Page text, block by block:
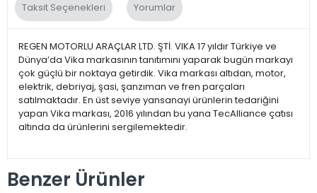
Taksit Seçenekleri Yorumlar
REGEN MOTORLU ARAÇLAR LTD. ŞTİ. VIKA 17 yıldır Türkiye ve
Dünya’da Vika markasının tanıtımını yaparak bugün markayı
çok güçlü bir noktaya getirdik. Vika markası altıdan, motor,
elektrik, debriyaj, şasi, şanzıman ve fren parçaları
satılmaktadır. En üst seviye yansanayi ürünlerin tedariğini
yapan Vika markası, 2016 yılından bu yana TecAlliance çatısı
altında da ürünlerini sergilemektedir.
Benzer Ürünler